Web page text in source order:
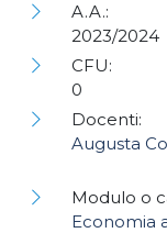
A.A.:
2023/2024
CFU:
0
Docenti:
Augusta
Modulo o
Economia